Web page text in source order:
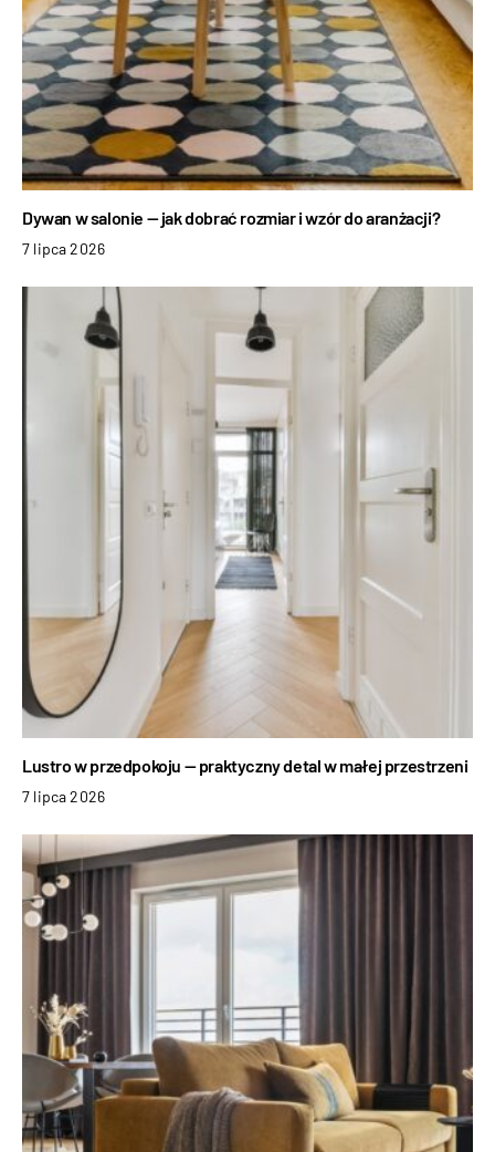
Dywan w salonie — jak dobrać rozmiar i wzór do aranżacji?
7 lipca 2026
Lustro w przedpokoju — praktyczny detal w małej przestrzeni
7 lipca 2026